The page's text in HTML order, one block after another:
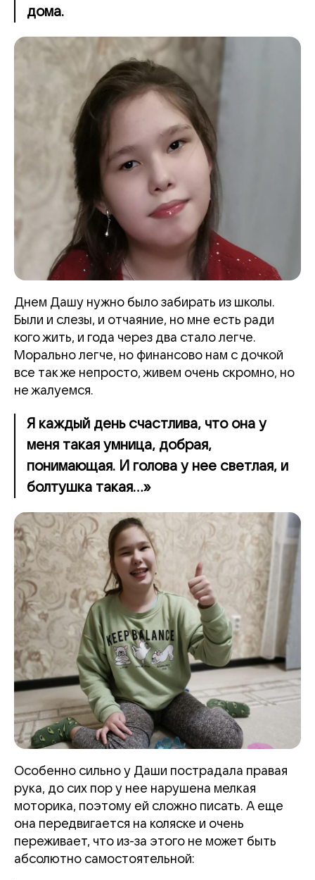
дома.
Днем Дашу нужно было забирать из школы.
Были и слезы, и отчаяние, но мне есть ради
кого жить, и года через два стало легче.
Морально легче, но финансово нам с дочкой
все так же непросто, живем очень скромно, но
не жалуемся.
Я каждый день счастлива, что она у
меня такая умница, добрая,
понимающая. И голова у нее светлая, и
болтушка такая...»
Особенно сильно у Даши пострадала правая
рука, до сих пор у нее нарушена мелкая
моторика, поэтому ей сложно писать. А еще
она передвигается на коляске и очень
переживает, что из-за этого не может быть
абсолютно самостоятельной: